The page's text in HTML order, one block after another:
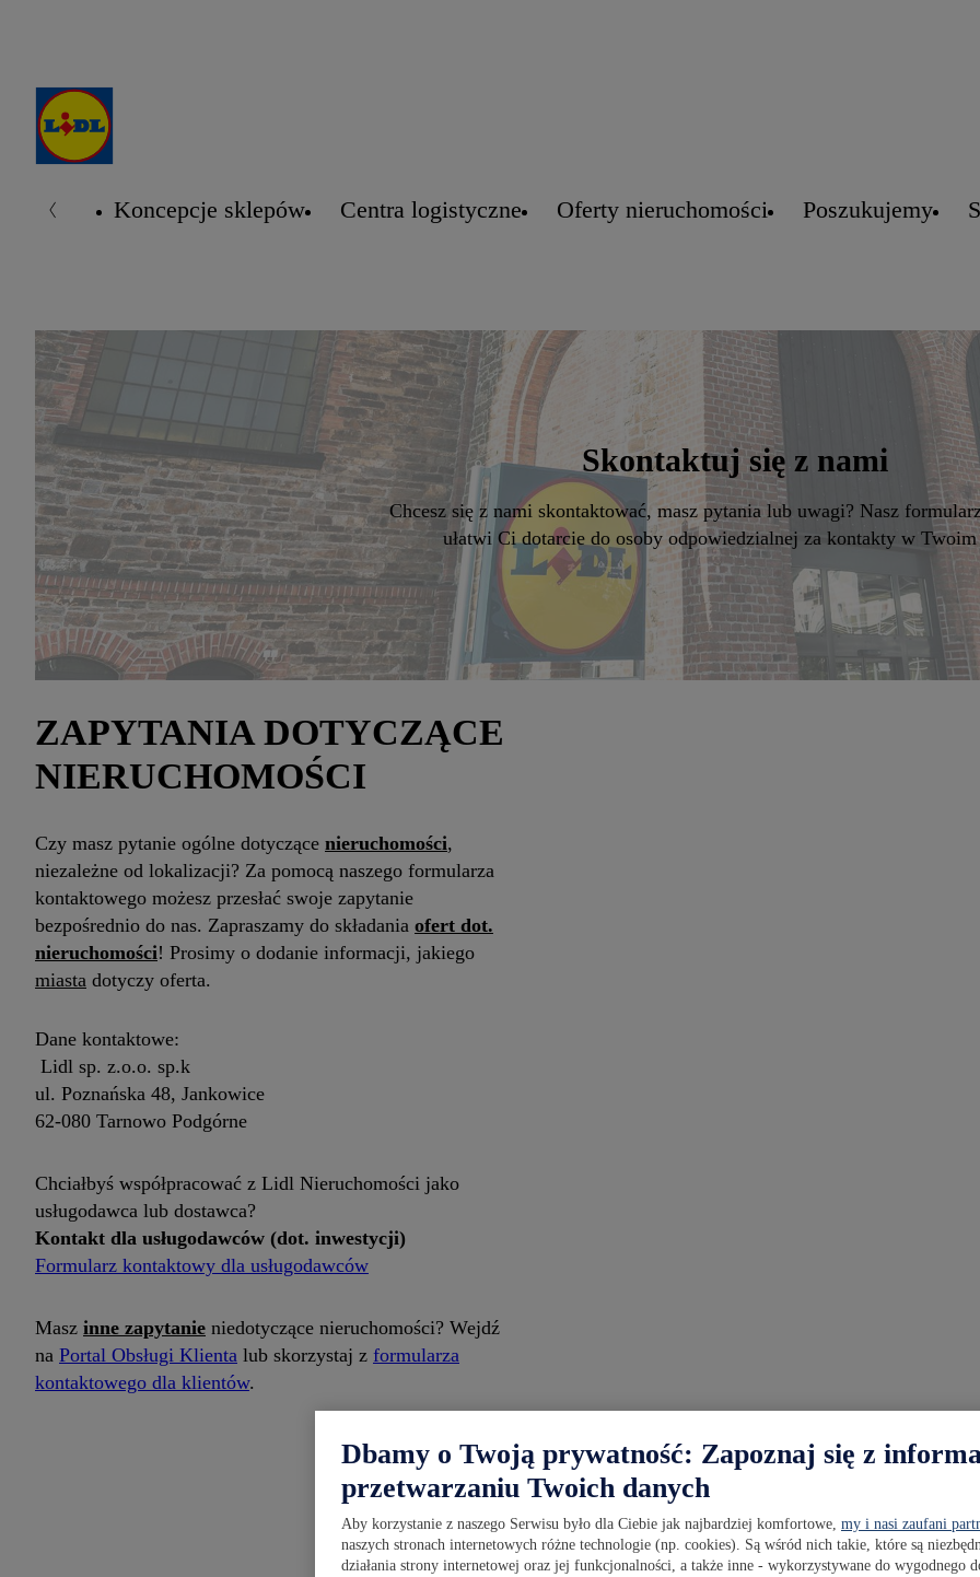
Koncepcje sklepów Centra logistyczne Oferty nieruchomości Poszukujemy
Skontaktuj się z nami
Chcesz się z nami skontaktować, masz pytania lub uwagi? Nasz
ułatwi Ci dotarcie do osoby odpowiedzialnej za kontakty w
ZAPYTANIA DOTYCZĄCE
NIERUCHOMOŚCI
Czy masz pytanie ogólne dotyczące nieruchomości,
niezależne od lokalizacji? Za pomocą naszego formularza
kontaktowego możesz przesłać swoje zapytanie
bezpośrednio do nas. Zapraszamy do składania ofert dot.
nieruchomości! Prosimy o dodanie informacji, jakiego
miasta dotyczy oferta.
Dane kontaktowe:
Lidl sp. z.o.o. sp.k
ul. Poznańska 48, Jankowice
62-080 Tarnowo Podgórne
Chciałbyś współpracować z Lidl Nieruchomości jako
usługodawca lub dostawca?
Kontakt dla usługodawców (dot. inwestycji)
Formularz kontaktowy dla usługodawców
Masz inne zapytanie niedotyczące nieruchomości? Wejdź
na Portal Obsługi Klienta lub skorzystaj z formularza
kontaktowego dla klientów.
Dbamy o Twoją prywatność: Zapoznaj się z
przetwarzaniu Twoich danych
Aby korzystanie z naszego Serwisu było dla Ciebie jak najbardziej komfortowe, my i nasi zaufani
naszych stronach internetowych różne technologie (np. cookies). Są wśród nich takie, które są
działania strony internetowej oraz jej funkcjonalności, a także inne - wykorzystywane do wygodnego